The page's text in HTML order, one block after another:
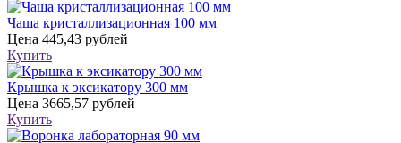
Чаша кристаллизационная 100 мм
Цена 445,43 рублей
Купить
Крышка к эксикатору 300 мм
Цена 3665,57 рублей
Купить